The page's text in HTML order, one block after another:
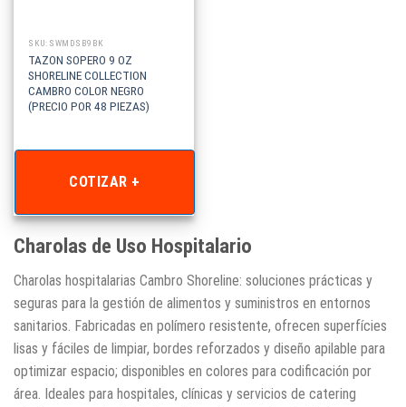
SKU: SWMDSB9BK
TAZON SOPERO 9 OZ
SHORELINE COLLECTION
CAMBRO COLOR NEGRO
(PRECIO POR 48 PIEZAS)
COTIZAR +
Charolas de Uso Hospitalario
Charolas hospitalarias Cambro Shoreline: soluciones prácticas y
seguras para la gestión de alimentos y suministros en entornos
sanitarios. Fabricadas en polímero resistente, ofrecen superfícies
lisas y fáciles de limpiar, bordes reforzados y diseño apilable para
optimizar espacio; disponibles en colores para codificación por
área. Ideales para hospitales, clínicas y servicios de catering